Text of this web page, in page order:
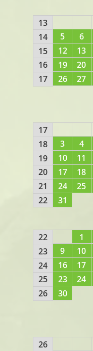
13
14
15
16
17
5
6
12
13
19
20
26
27
17
18
19
20
21
22
3
4
10
11
17
18
24
25
31
22
23
24
25
26
1
9
10
16
17
23
24
30
26